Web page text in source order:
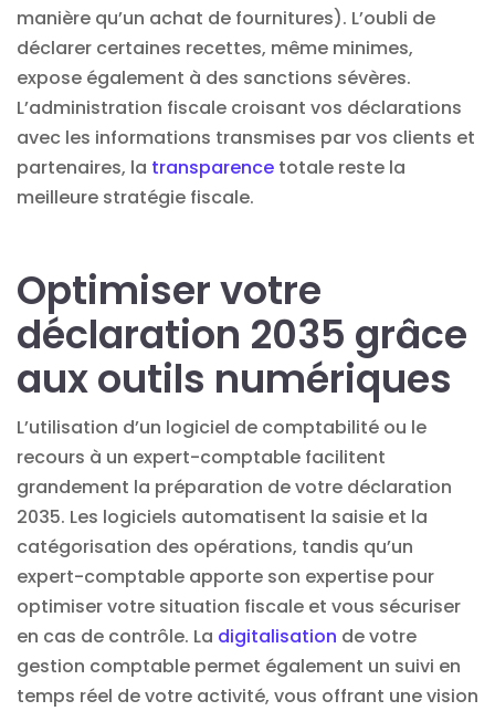
manière qu’un achat de fournitures). L’oubli de
déclarer certaines recettes, même minimes,
expose également à des sanctions sévères.
L’administration fiscale croisant vos déclarations
avec les informations transmises par vos clients et
partenaires, la transparence totale reste la
meilleure stratégie fiscale.
Optimiser votre
déclaration 2035 grâce
aux outils numériques
L’utilisation d’un logiciel de comptabilité ou le
recours à un expert-comptable facilitent
grandement la préparation de votre déclaration
2035. Les logiciels automatisent la saisie et la
catégorisation des opérations, tandis qu’un
expert-comptable apporte son expertise pour
optimiser votre situation fiscale et vous sécuriser
en cas de contrôle. La digitalisation de votre
gestion comptable permet également un suivi en
temps réel de votre activité, vous offrant une vision